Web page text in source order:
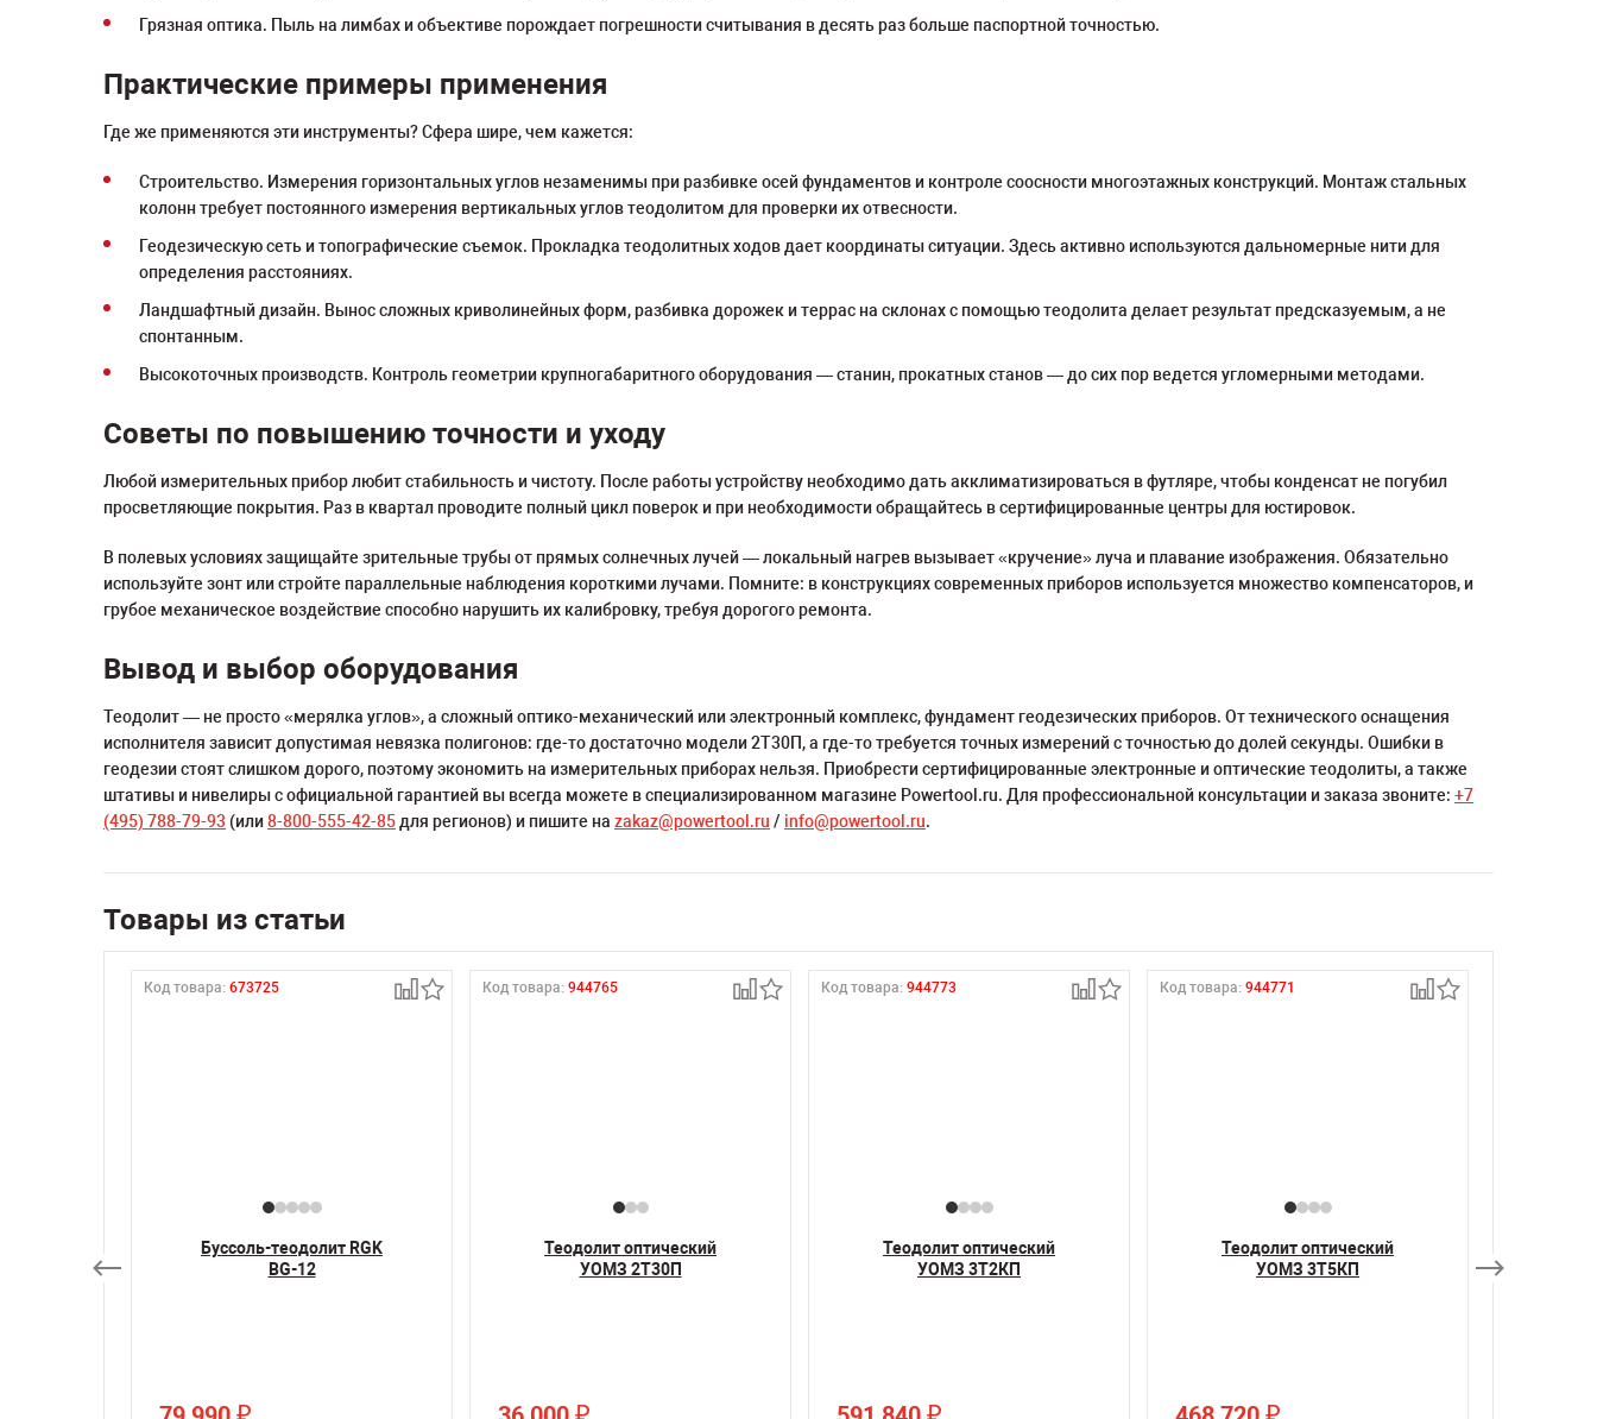
Грязная оптика. Пыль на лимбах и объективе порождает погрешности считывания в десять раз больше паспортной точностью.
Практические примеры применения
Где же применяются эти инструменты? Сфера шире, чем кажется:
Строительство. Измерения горизонтальных углов незаменимы при разбивке осей фундаментов и контроле соосности многоэтажных конструкций. Монтаж стальных
колонн требует постоянного измерения вертикальных углов теодолитом для проверки их отвесности.
Геодезическую сеть и топографические съемок. Прокладка теодолитных ходов дает координаты ситуации. Здесь активно используются дальномерные нити для
определения расстояниях.
Ландшафтный дизайн. Вынос сложных криволинейных форм, разбивка дорожек и террас на склонах с помощью теодолита делает результат предсказуемым, а не
спонтанным.
Высокоточных производств. Контроль геометрии крупногабаритного оборудования — станин, прокатных станов — до сих пор ведется угломерными методами.
Советы по повышению точности и уходу
Любой измерительных прибор любит стабильность и чистоту. После работы устройству необходимо дать акклиматизироваться в футляре, чтобы конденсат не погубил
просветляющие покрытия. Раз в квартал проводите полный цикл поверок и при необходимости обращайтесь в сертифицированные центры для юстировок.
В полевых условиях защищайте зрительные трубы от прямых солнечных лучей — локальный нагрев вызывает «кручение» луча и плавание изображения. Обязательно
используйте зонт или стройте параллельные наблюдения короткими лучами. Помните: в конструкциях современных приборов используется множество компенсаторов, и
грубое механическое воздействие способно нарушить их калибровку, требуя дорогого ремонта.
Вывод и выбор оборудования
Теодолит — не просто «мерялка углов», а сложный оптико-механический или электронный комплекс, фундамент геодезических приборов. От технического оснащения
исполнителя зависит допустимая невязка полигонов: где-то достаточно модели 2Т30П, а где-то требуется точных измерений с точностью до долей секунды. Ошибки в
геодезии стоят слишком дорого, поэтому экономить на измерительных приборах нельзя. Приобрести сертифицированные электронные и оптические теодолиты, а также
штативы и нивелиры с официальной гарантией вы всегда можете в специализированном магазине Powertool.ru. Для профессиональной консультации и заказа звоните: +7
(495) 788-79-93 (или8-800-555-42-85 для регионов) и пишите на zakaz@powertool.ru / info@powertool.ru.
Товары из статьи
Код товара: 673725
Буссоль-теодолит RGK
BG-12
Код товара: 944765
Теодолит оптический
УОМЗ 2Т30П
Код товара: 944773
Теодолит оптический
УОМЗ 3Т2КП
Код товара: 944771
Теодолит оптический
УОМЗ 3Т5КП